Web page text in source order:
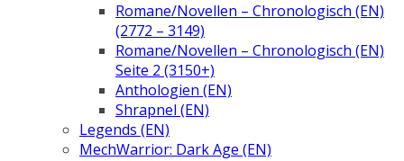
Romane/Novellen – Chronologisch (EN)
(2772 – 3149)
Romane/Novellen – Chronologisch (EN)
Seite 2 (3150+)
Anthologien (EN)
Shrapnel (EN)
Legends (EN)
MechWarrior: Dark Age (EN)